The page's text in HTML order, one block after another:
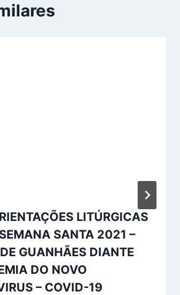
LITÚRGICAS
SANTA 2021 –
GUANHÃES DIANTE
DO NOVO
– COVID-19